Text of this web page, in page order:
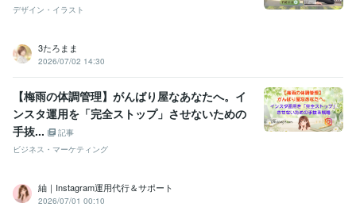
デザイン・イラスト
3たろまま
2026/07/02 14:30
【梅雨の体調管理】がんばり屋なあなたへ。イ
ンスタ運用を「完全ストップ」させないための
手抜...
記事
ビジネス・マーケティング
紬｜Instagram運用代行＆サポート
2026/07/01 00:10